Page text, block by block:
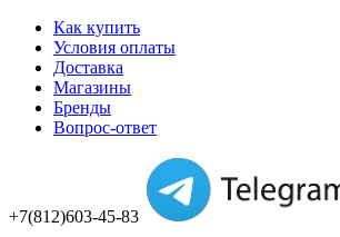
Как купить
Условия оплаты
Доставка
Магазины
Бренды
Вопрос-ответ
+7(812)603-45-83